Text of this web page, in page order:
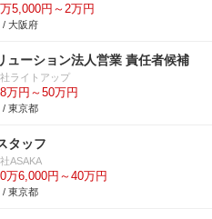
5,000円～2万円
/ 大阪府
ューション法人営業 責任者候補
ライトアップ
万円～50万円
/ 東京都
タッフ
ASAKA
万6,000円～40万円
/ 東京都